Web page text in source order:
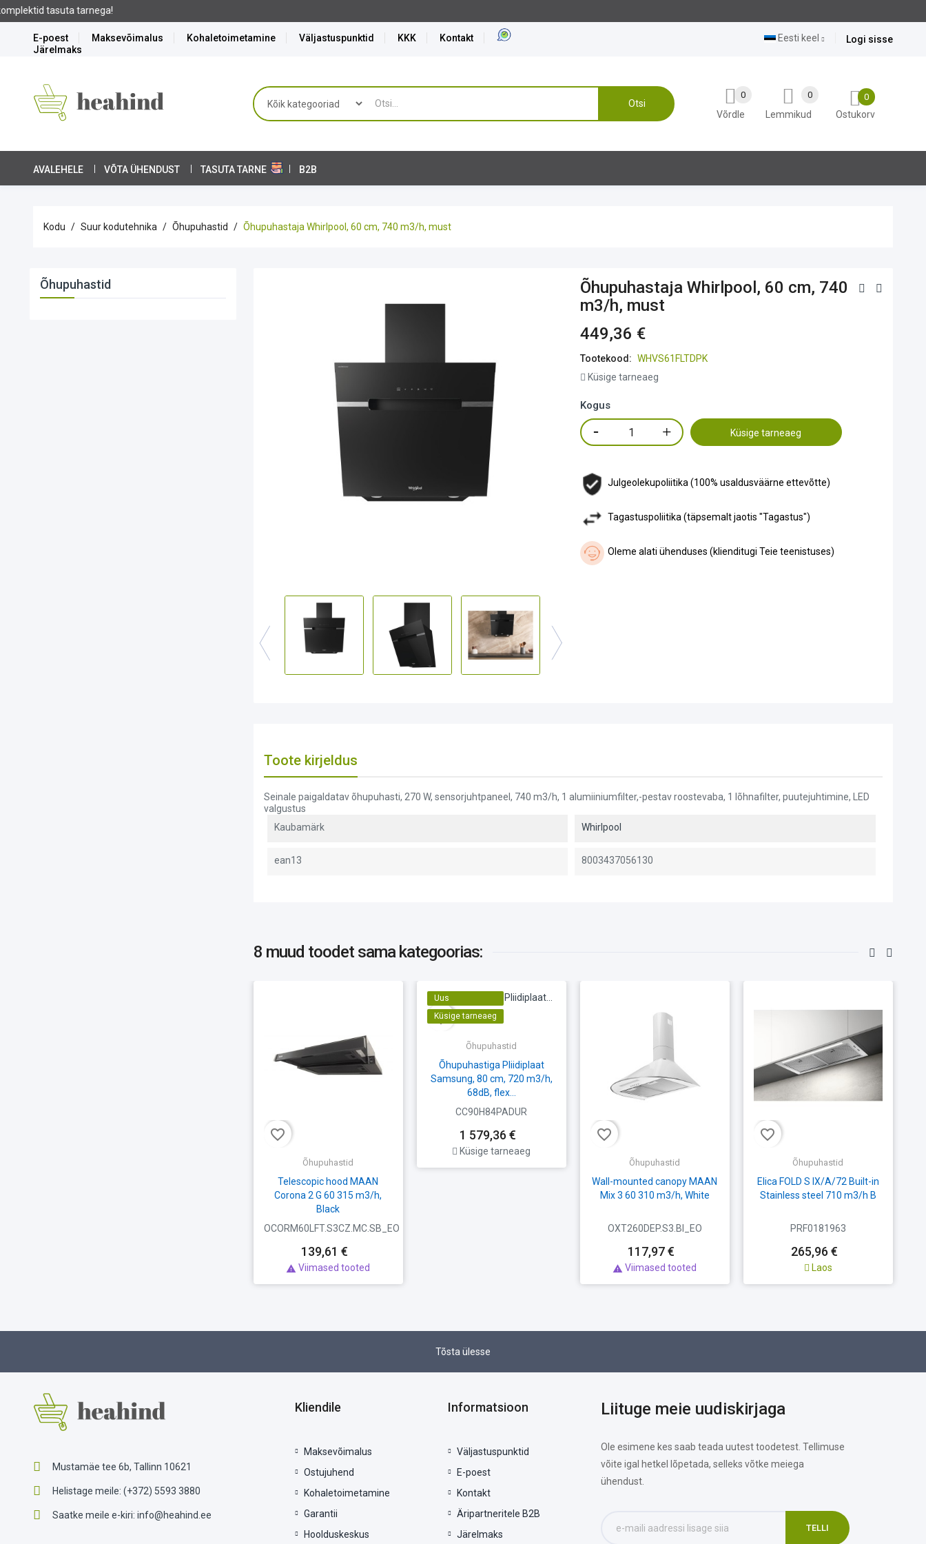
E-poest Maksevõimalus Kohaletoimetamine Väljastuspunktid KKK
Kontakt
Järelmaks
Logi sisse
Eesti keel
Otsi
0
Ostukorv
Lemmikud
0
Võrdle
0
AVALEHELE VÕTA ÜHENDUST TASUTA TARNE B2B
Kodu Suur kodutehnika Õhupuhastid Õhupuhastaja Whirlpool, 60 cm, 740 m3/h, must
Õhupuhastid
Õhupuhastaja Whirlpool, 60 cm, 740
m3/h, must
449,36 €
Tootekood: WHVS61FLTDPK
Küsige tarneaeg
Kogus
Küsige tarneaeg
Julgeolekupoliitika (100% usaldusväärne ettevõtte)
Tagastuspoliitika (täpsemalt jaotis "Tagastus")
Oleme alati ühenduses (klienditugi Teie teenistuses)
Toote kirjeldus
Seinale paigaldatav õhupuhasti, 270 W, sensorjuhtpaneel, 740 m3/h, 1 alumiiniumfilter,-pestav roostevaba, 1 lõhnafilter, puutejuhtimine, LED
valgustus
Kaubamärk
Whirlpool
ean13 8003437056130
8 muud toodet sama kategoorias:
favorite_border
Õhupuhastid
Telescopic hood MAAN
Corona 2 G 60 315 m3/h,
Black
OCORM60LFT.S3CZ.MC.SB_EO
139,61 €
 Viimased tooted
favorite_border
Uus
Küsige tarneaeg
Õhupuhastid
Õhupuhastiga Pliidiplaat
Samsung, 80 cm, 720 m3/h,
68dB, flex...
CC90H84PADUR
1 579,36 €
Küsige tarneaeg
favorite_border
Õhupuhastid
Wall-mounted canopy MAAN
Mix 3 60 310 m3/h, White
OXT260DEP.S3.BI_EO
117,97 €
 Viimased tooted
favorite_border
Õhupuhastid
Elica FOLD S IX/A/72 Built-in
Stainless steel 710 m3/h B
PRF0181963
265,96 €
Laos
Tõsta ülesse
Mustamäe tee 6b, Tallinn 10621
Helistage meile: (+372) 5593 3880
Saatke meile e-kiri: info@heahind.ee
Kliendile
Maksevõimalus
Ostujuhend
Kohaletoimetamine
Garantii
Hoolduskeskus
Informatsioon
Väljastuspunktid
E-poest
Kontakt
Äripartneritele B2B
Järelmaks
Liituge meie uudiskirjaga
Ole esimene kes saab teada uutest toodetest. Tellimuse
võite igal hetkel lõpetada, selleks võtke meiega
ühendust.